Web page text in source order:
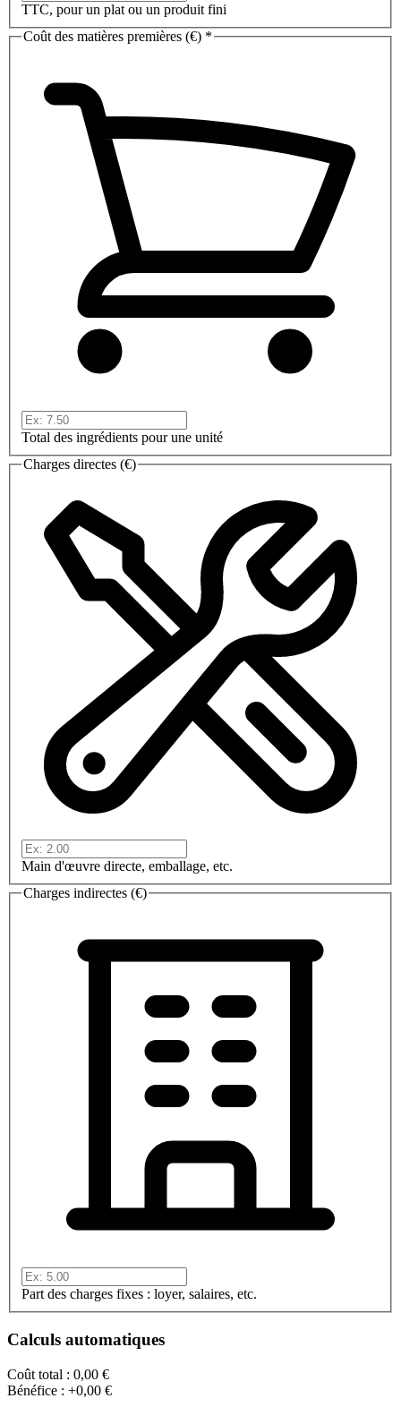
TTC, pour un plat ou un produit fini
Coût des matières premières (€) *
Total des ingrédients pour une unité
Charges directes (€)
Main d'œuvre directe, emballage, etc.
Charges indirectes (€)
Part des charges fixes : loyer, salaires, etc.
Calculs automatiques
Coût total : 0,00 €
Bénéfice : +0,00 €